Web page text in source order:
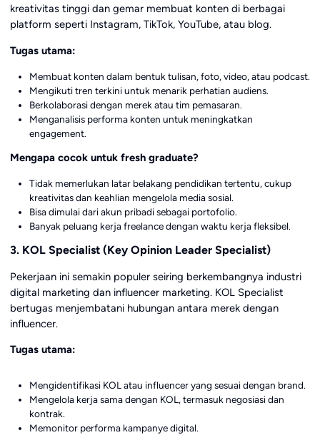
kreativitas tinggi dan gemar membuat konten di berbagai
platform seperti Instagram, TikTok, YouTube, atau blog.
Tugas utama:
Membuat konten dalam bentuk tulisan, foto, video, atau podcast.
Mengikuti tren terkini untuk menarik perhatian audiens.
Berkolaborasi dengan merek atau tim pemasaran.
Menganalisis performa konten untuk meningkatkan
engagement.
Mengapa cocok untuk fresh graduate?
Tidak memerlukan latar belakang pendidikan tertentu, cukup
kreativitas dan keahlian mengelola media sosial.
Bisa dimulai dari akun pribadi sebagai portofolio.
Banyak peluang kerja freelance dengan waktu kerja fleksibel.
3. KOL Specialist (Key Opinion Leader Specialist)
Pekerjaan ini semakin populer seiring berkembangnya industri
digital marketing dan influencer marketing. KOL Specialist
bertugas menjembatani hubungan antara merek dengan
influencer.
Tugas utama:
Mengidentifikasi KOL atau influencer yang sesuai dengan brand.
Mengelola kerja sama dengan KOL, termasuk negosiasi dan
kontrak.
Memonitor performa kampanye digital.